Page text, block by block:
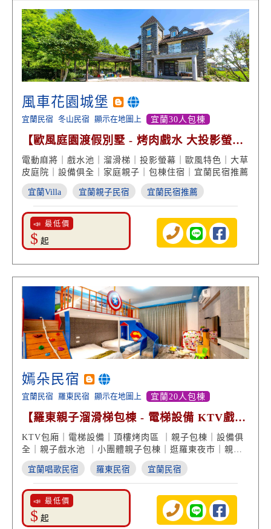
風車花園城堡
宜蘭民宿 冬山民宿 顯示在地圖上 宜蘭30人包棟
【歐風庭園渡假別墅 - 烤肉戲水 大投影螢幕
溜滑梯玩樂】
電動麻將｜戲水池｜溜滑梯｜投影螢幕｜歐風特色｜大草
皮庭院｜設備俱全｜家庭親子｜包棟住宿｜宜蘭民宿推薦
宜蘭Villa 宜蘭親子民宿 宜蘭民宿推薦
📣 最低價
$ 起
嫣朵民宿
宜蘭民宿 羅東民宿 顯示在地圖上 宜蘭20人包棟
【羅東親子溜滑梯包棟 - 電梯設備 KTV戲水
烤肉 一應俱全】
KTV包廂｜電梯設備｜頂樓烤肉區 ｜親子包棟｜設備俱
全｜親子戲水池 ｜小團體親子包棟｜逛羅東夜市｜親子
溜滑梯
宜蘭唱歌民宿 羅東民宿 宜蘭民宿
📣 最低價
$ 起